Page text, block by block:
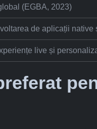
(EGBA, 2023)
de aplicații native
live și